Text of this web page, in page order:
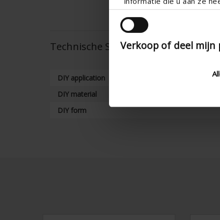
Verkoop of deel mijn
Technische Spezifikationen
DIY application
DIY material
DIY form